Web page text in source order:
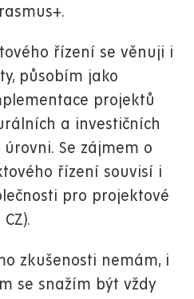
řízení se věnuji i
působím jako
projektů
a investičních
Se zájmem o
řízení souvisí i
pro projektové
zkušenosti nemám, i
se snažím být vždy